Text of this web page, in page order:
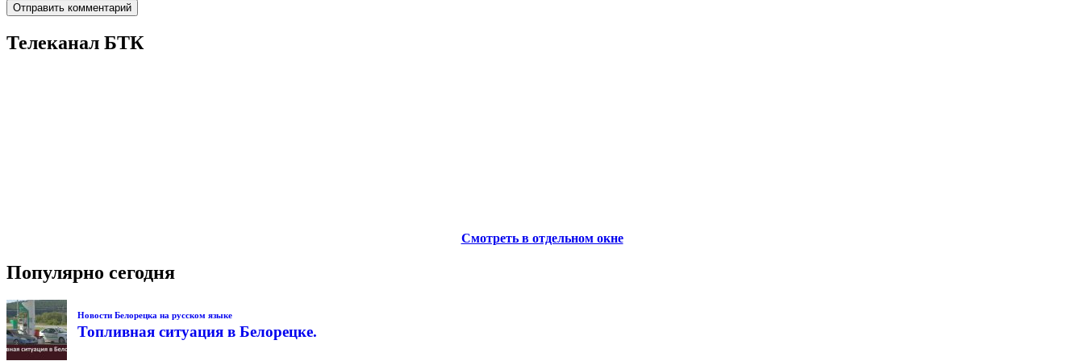
Телеканал БТК
Смотреть в отдельном окне
Популярно сегодня
Новости Белорецка на русском языке
Топливная ситуация в Белорецке.